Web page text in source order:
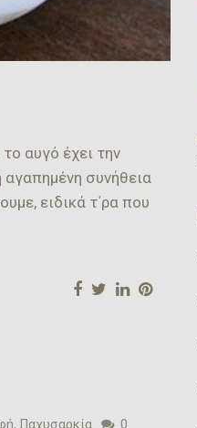
αυγό έχει την
αγαπημένη συνήθεια
ειδικά τ΄ρα που
, Παχυσαρκία 0